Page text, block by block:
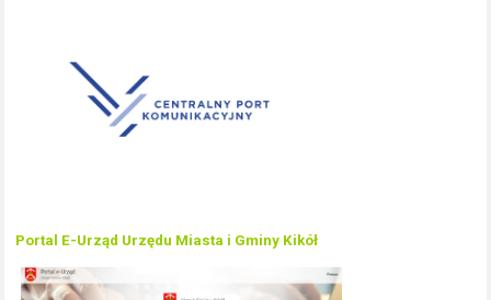
Portal E-Urząd Urzędu Miasta i Gminy Kikół